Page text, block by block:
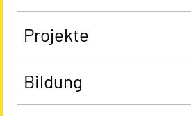
Projekte
Bildung